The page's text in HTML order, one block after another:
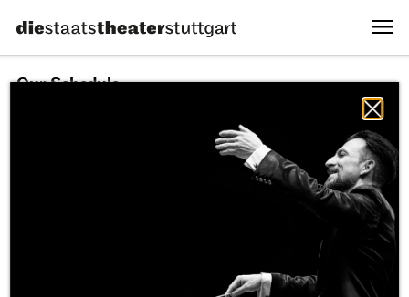
Our Schedule
All productions